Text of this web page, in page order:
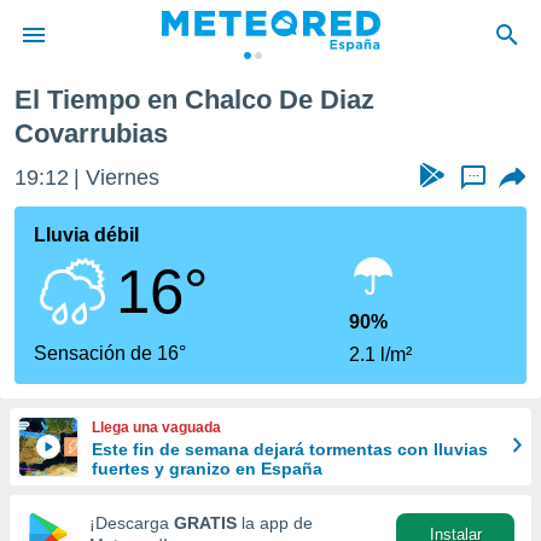
de
para
la
calidad.
a este
las
forma
digital
El Tiempo en Chalco De Diaz
Covarrubias
19:12 Viernes ...
Lluvia débil
16°
Sensación de 16°
90%
2.1 l/m²
Llega una vaguada
Este fin de semana dejará tormentas con lluvias
fuertes y granizo en España
¡Descarga GRATIS la app de
Instalar